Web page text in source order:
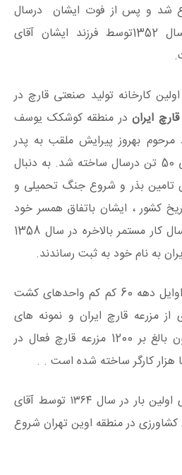
شد و پس از فوت ایشان درسال
1335، این فعالیت تا سال 1352توسط فرزند ایشان آقای
پس از آن در سال 1353 اولین کارخانه تولید صنعتی قارچ در
قارچ ایراندر منطقه کوشکک یوسف
مرحوم بهروز پیرایش ملقب به پدر
قارچ ایران با ظرفیت اسمی 50 تن درسال ساخته شد. به دنبال
بذر و شروع جنگ تحمیلی و
کشور ، ایشان باتفاق همسر خود
خانم شیرازیان پس از 3 سال کار مستمر بالاخره در سال 1358
به نام خود به ثبت رساندند.
به دنبال این دو حرکت از اوایل دهه 60 کم کم واحدهای کشت
از مزرعه قارچ ایران و نمونه های
اروپایی ساخته شد و اکنون بالغ بر 1200 مزرعه قارچ فعال در
هزار کارگر ساخته شده است . .
کشت قارچ صدفی نیز برای اولین بار در سال ۱۳۶۴ توسط آقای
در منطقه اوین تهران شروع